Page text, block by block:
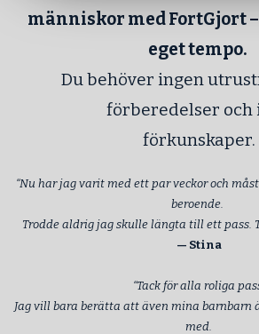
människor med FortGjort
eget tempo.
Du behöver ingen
förberedelser och
förkunskaper.
“Nu har jag varit med ett par veckor och
beroende.
Trodde aldrig jag skulle längta till ett pass.
— Stina
“Tack för alla roliga
Jag vill bara berätta att även mina barnbarn
med.